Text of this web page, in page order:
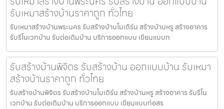
รับเหมาสร้างบ้านราคาถูก ทั่วไทย
รับเหมาสร้างบ้านพระนคร รับสร้างบ้านโมเดิร์น สร้างบ้านหรู สร้างอาคาร
รับรีโนเวทบ้าน รับต่อเติมบ้าน บริการออกแบบ เขียนแบบก
รับสร้างบ้านพิจิตร รับสร้างบ้าน ออกแบบบ้าน รับเหมา
สร้างบ้านราคาถูก ทั่วไทย
รับสร้างบ้านพิจิตร รับสร้างบ้านโมเดิร์น สร้างบ้านหรู สร้างอาคาร รับรีโน
เวทบ้าน รับต่อเติมบ้าน บริการออกแบบ เขียนแบบก่อสร